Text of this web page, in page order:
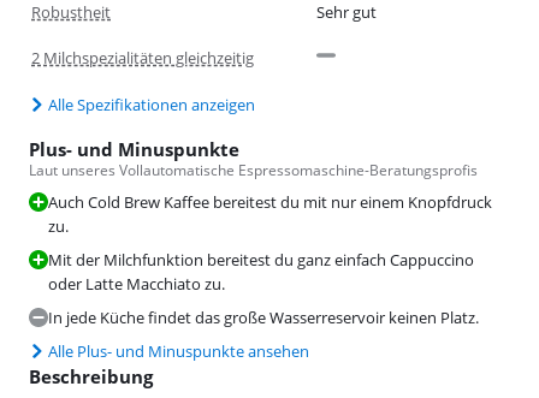
Robustheit Sehr gut
2 Milchspezialitäten gleichzeitig
Alle Spezifikationen anzeigen
Plus- und Minuspunkte
Laut unseres Vollautomatische Espressomaschine-Beratungsprofis
Auch Cold Brew Kaffee bereitest du mit nur einem Knopfdruck
zu.
Mit der Milchfunktion bereitest du ganz einfach Cappuccino
oder Latte Macchiato zu.
In jede Küche findet das große Wasserreservoir keinen Platz.
Alle Plus- und Minuspunkte ansehen
Beschreibung